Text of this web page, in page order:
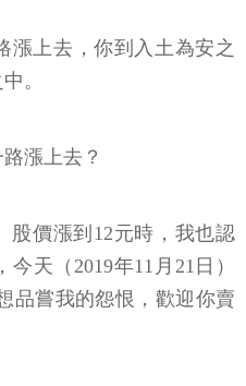
漲上去，你到入土為安之
。
漲上去？
股價漲到12元時，我也認
天（2019年11月21日）
品嘗我的怨恨，歡迎你賣